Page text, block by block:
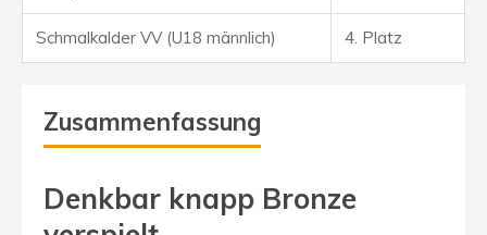
Schmalkalder VV (U18 männlich) 4. Platz
Zusammenfassung
Denkbar knapp Bronze